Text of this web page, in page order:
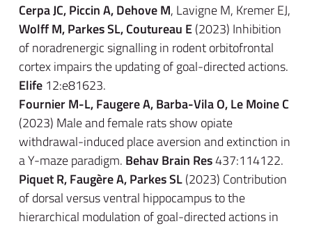
Cerpa JC, Piccin A, Dehove M, Lavigne M, Kremer EJ,
Wolff M, Parkes SL, Coutureau E(2023) Inhibition
of noradrenergic signalling in rodent orbitofrontal
cortex impairs the updating of goal-directed actions.
Elife 12:e81623.
Fournier M-L, Faugere A, Barba-Vila O, Le Moine C
(2023) Male and female rats show opiate
withdrawal-induced place aversion and extinction in
a Y-maze paradigm. Behav Brain Res437:114122.
Piquet R, Faugère A, Parkes SL(2023) Contribution
of dorsal versus ventral hippocampus to the
hierarchical modulation of goal-directed actions in